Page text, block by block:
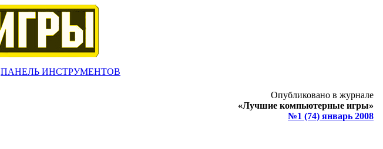
ПАНЕЛЬ ИНСТРУМЕНТОВ
Опубликовано в журнале
«Лучшие компьютерные игры»
№1 (74) январь 2008